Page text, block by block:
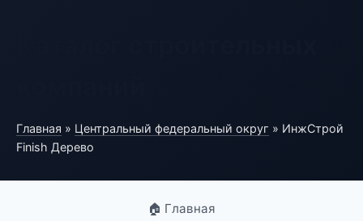
Главная » Центральный федеральный округ » ИнжСтрой
Finish Дерево
🏠 Главная